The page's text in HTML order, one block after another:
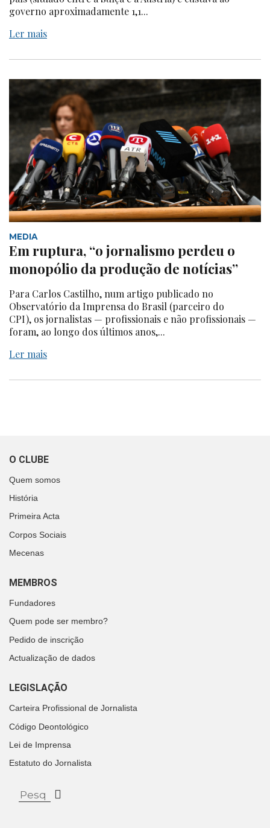
governo aproximadamente 1,1...
Ler mais
MEDIA
Em ruptura, “o jornalismo perdeu o
monopólio da produção de notícias”
Para Carlos Castilho, num artigo publicado no
Observatório da Imprensa do Brasil (parceiro do
CPI), os jornalistas — profissionais e não profissionais —
foram, ao longo dos últimos anos,...
Ler mais
O CLUBE
Quem somos
História
Primeira Acta
Corpos Sociais
Mecenas
MEMBROS
Fundadores
Quem pode ser membro?
Pedido de inscrição
Actualização de dados
LEGISLAÇÃO
Carteira Profissional de Jornalista
Código Deontológico
Lei de Imprensa
Estatuto do Jornalista